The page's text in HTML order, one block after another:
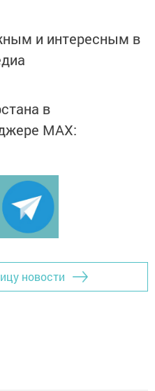
и интересным в
в
MАХ:
новости